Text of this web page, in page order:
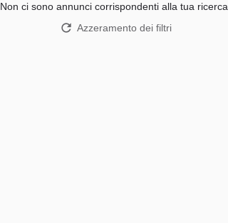
Non ci sono annunci corrispondenti alla tua ricerca.
Azzeramento dei filtri